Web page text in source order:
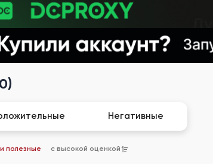
Негативные
полезные с высокой оценкой